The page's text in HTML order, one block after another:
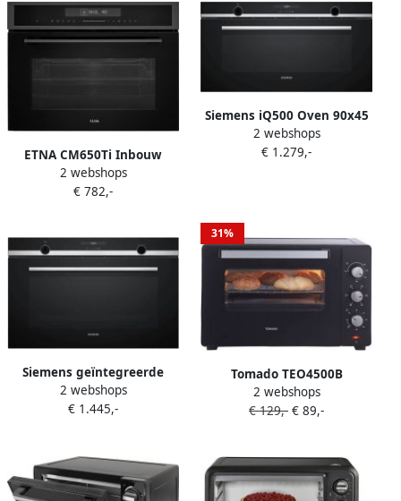
ETNA CM650Ti Inbouw
Combi-Oven 50L Black
Titanium Full Touch Control
50 250°C
2 webshops
€ 782,-
Siemens iQ500 Oven 90x45
cm 9 syst ecoCl Full
2 webshops
€ 1.279,-
Siemens geïntegreerde
multifunctionele oven 112l
90cm met roestvrijstalen
2 webshops
€ 1.445,-
31%
Tomado TEO4500B
Vrijstaande oven 45 Liter
2000 Watt Hetelucht 3
2 webshops
€ 129,- € 89,-